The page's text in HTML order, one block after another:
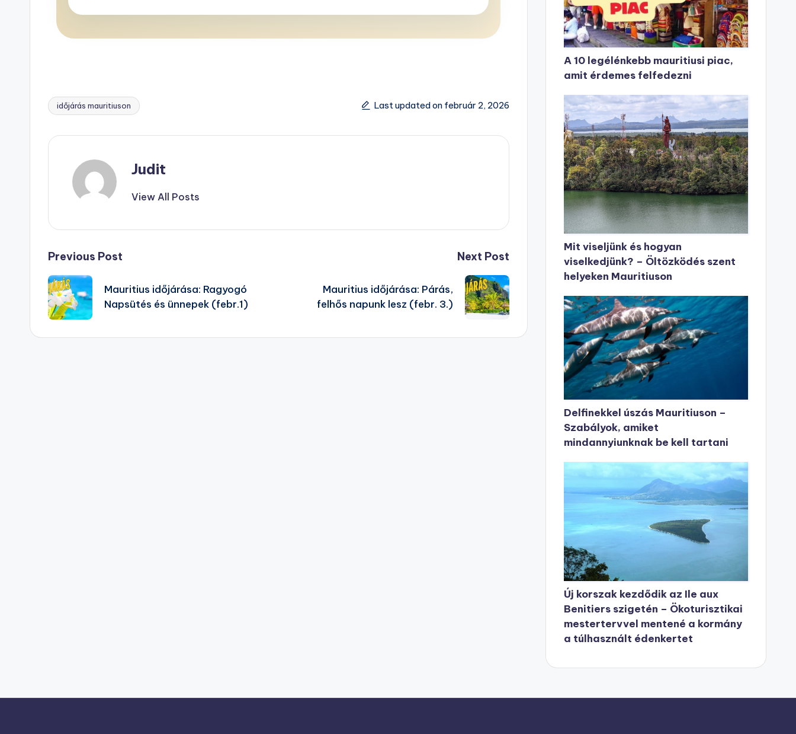
Tags:
időjárás mauritiuson Last updated on február 2, 2026
Judit
View All Posts
Post
navigation
Previous Post
Mauritius időjárása: Ragyogó
Napsütés és ünnepek (febr.1)
Next Post
Mauritius időjárása: Párás,
felhős napunk lesz (febr. 3.)
A 10 legélénkebb mauritiusi piac,
amit érdemes felfedezni
Mit viseljünk és hogyan
viselkedjünk? – Öltözködés szent
helyeken Mauritiuson
Delfinekkel úszás Mauritiuson –
Szabályok, amiket
mindannyiunknak be kell tartani
Új korszak kezdődik az Ile aux
Benitiers szigetén – Ökoturisztikai
mestertervvel mentené a kormány
a túlhasznált édenkertet